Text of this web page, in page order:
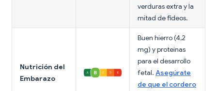
verduras extra y la
mitad de fideos.
Nutrición del
Embarazo
Buen hierro (4,2
mg) y proteínas
para el desarrollo
fetal. Asegúrate
de que el cordero